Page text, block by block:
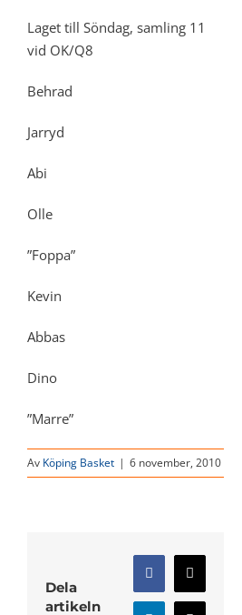
Laget till Söndag, samling 11
vid OK/Q8
Behrad
Jarryd
Abi
Olle
”Foppa”
Kevin
Abbas
Dino
”Marre”
Av Köping Basket | 6 november, 2010
Dela
artikeln
Facebook
X